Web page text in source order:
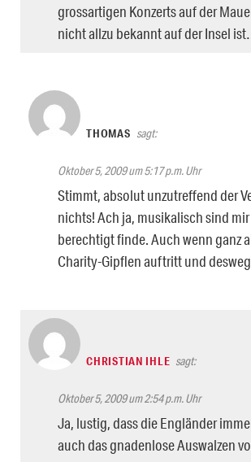
grossartigen Konzerts auf der
nicht allzu bekannt auf der Insel
THOMAS sagt:
Oktober 5, 2009 um 5:17 p.m. Uhr
Stimmt, absolut unzutreffend der
nichts! Ach ja, musikalisch sind
berechtigt finde. Auch wenn ganz
Charity-Gipflen auftritt und
CHRISTIAN IHLE sagt:
Oktober 5, 2009 um 2:54 p.m. Uhr
Ja, lustig, dass die Engländer
auch das gnadenlose Auswalzen